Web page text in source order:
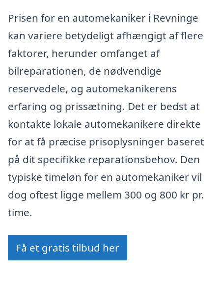
Prisen for en automekaniker i Revninge
kan variere betydeligt afhængigt af flere
faktorer, herunder omfanget af
bilreparationen, de nødvendige
reservedele, og automekanikerens
erfaring og prissætning. Det er bedst at
kontakte lokale automekanikere direkte
for at få præcise prisoplysninger baseret
på dit specifikke reparationsbehov. Den
typiske timeløn for en automekaniker vil
dog oftest ligge mellem 300 og 800 kr pr.
time.
Få et gratis tilbud her